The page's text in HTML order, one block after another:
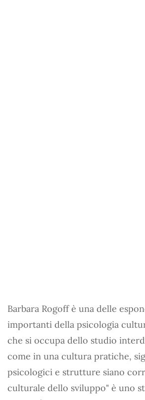
Barbara Rogoff è una delle
importanti della psicologia
che si occupa dello studio
come in una cultura pratiche,
psicologici e strutture siano
culturale dello sviluppo" è uno